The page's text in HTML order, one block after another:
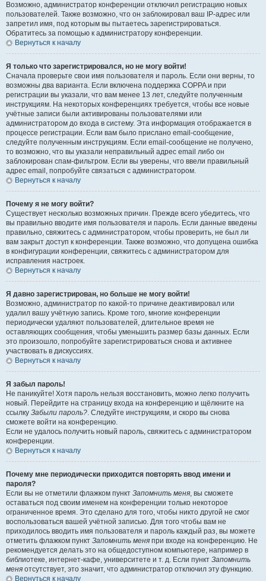
Возможно, администратор конференции отключил регистрацию новых
пользователей. Также возможно, что он заблокировал ваш IP-адрес или
запретил имя, под которым вы пытаетесь зарегистрироваться.
Обратитесь за помощью к администратору конференции.
Вернуться к началу
Я только что зарегистрировался, но не могу войти!
Сначала проверьте свои имя пользователя и пароль. Если они верны, то
возможны два варианта. Если включена поддержка COPPA и при
регистрации вы указали, что вам менее 13 лет, следуйте полученным
инструкциям. На некоторых конференциях требуется, чтобы все новые
учётные записи были активированы пользователями или
администратором до входа в систему. Эта информация отображается в
процессе регистрации. Если вам было прислано email-сообщение,
следуйте полученным инструкциям. Если email-сообщение не получено,
то возможно, что вы указали неправильный адрес email либо он
заблокирован спам-фильтром. Если вы уверены, что ввели правильный
адрес email, попробуйте связаться с администратором.
Вернуться к началу
Почему я не могу войти?
Существует несколько возможных причин. Прежде всего убедитесь, что
вы правильно вводите имя пользователя и пароль. Если данные введены
правильно, свяжитесь с администратором, чтобы проверить, не был ли
вам закрыт доступ к конференции. Также возможно, что допущена ошибка
в конфигурации конференции, свяжитесь с администратором для
исправления настроек.
Вернуться к началу
Я давно зарегистрирован, но больше не могу войти!
Возможно, администратор по какой-то причине деактивировал или
удалил вашу учётную запись. Кроме того, многие конференции
периодически удаляют пользователей, длительное время не
оставляющих сообщения, чтобы уменьшить размер базы данных. Если
это произошло, попробуйте зарегистрироваться снова и активнее
участвовать в дискуссиях.
Вернуться к началу
Я забыл пароль!
Не паникуйте! Хотя пароль нельзя восстановить, можно легко получить
новый. Перейдите на страницу входа на конференцию и щёлкните на
ссылку Забыли пароль?. Следуйте инструкциям, и скоро вы снова
сможете войти на конференцию.
Если не удалось получить новый пароль, свяжитесь с администратором
конференции.
Вернуться к началу
Почему мне периодически приходится повторять ввод имени и
пароля?
Если вы не отметили флажком пункт Запомнить меня, вы сможете
оставаться под своим именем на конференции только некоторое
ограниченное время. Это сделано для того, чтобы никто другой не смог
воспользоваться вашей учётной записью. Для того чтобы вам не
приходилось вводить имя пользователя и пароль каждый раз, вы можете
отметить флажком пункт Запомнить меня при входе на конференцию. Не
рекомендуется делать это на общедоступном компьютере, например в
библиотеке, интернет-кафе, университете и т. д. Если пункт Запомнить
меня отсутствует, это значит, что администратор отключил эту функцию.
Вернуться к началу